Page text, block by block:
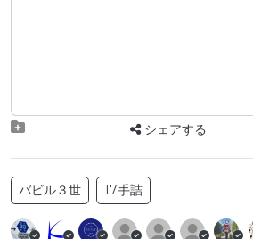
シェアする
バビル３世 17手詰